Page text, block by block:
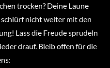
trocken? Deine Laune
nicht weiter mit den
Lass die Freude sprudeln
drauf. Bleib offen für die